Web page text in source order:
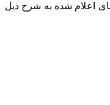
اعلام شده به شرح ذیل